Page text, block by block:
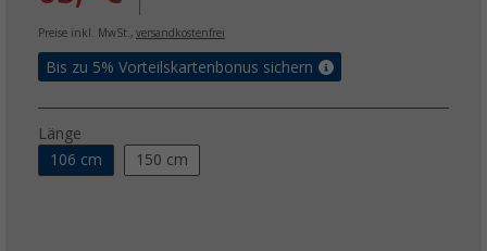
Preise inkl. MwSt., versandkostenfrei
Bis zu 5% Vorteilskartenbonus sichern
Länge
106 cm
150 cm